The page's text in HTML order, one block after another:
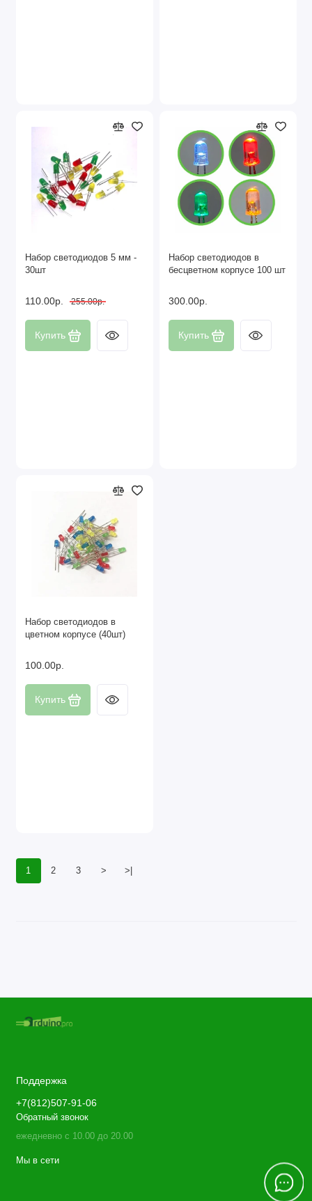
Набор светодиодов 5 мм -
30шт
110.00р. 255.00р.
Купить
Набор светодиодов в
бесцветном корпусе 100 шт
300.00р.
Купить
Набор светодиодов в
цветном корпусе (40шт)
100.00р.
Купить
1 2 3 > >|
Поддержка
+7(812)507-91-06
Обратный звонок
ежедневно с 10.00 до 20.00
Мы в сети